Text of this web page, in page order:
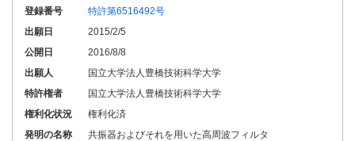
登録番号
特許第6516492号
出願日
2015/2/5
公開日
2016/8/8
出願人
国立大学法人豊橋技術科学大学
特許権者
国立大学法人豊橋技術科学大学
権利化状況
権利化済
発明の名称
共振器およびそれを用いた高周波フィルタ